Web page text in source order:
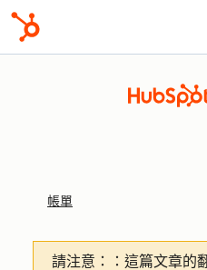
帳單
請注意：
：這篇文章的